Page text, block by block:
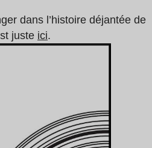
dans l’histoire déjantée de
juste ici.